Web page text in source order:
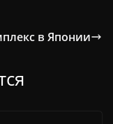
в Японии